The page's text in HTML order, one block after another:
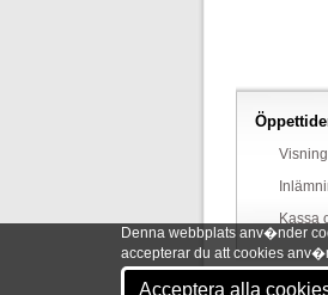
Denna webbplats anv�nder
accepterar du att cookies
Acceptera alla
Visning
Kassa